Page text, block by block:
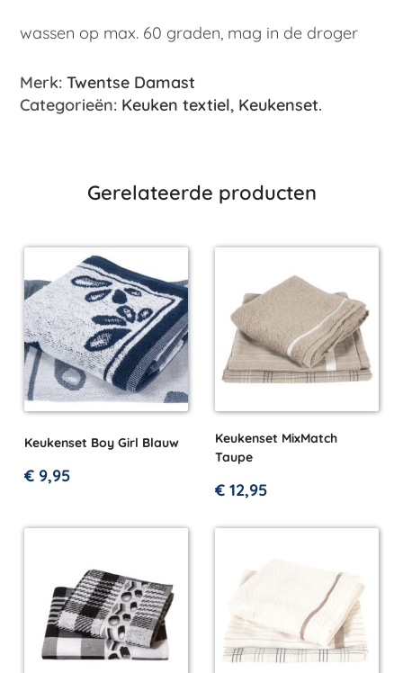
wassen op max. 60 graden, mag in de droger
Merk:Twentse Damast
Categorieën: Keuken textiel, Keukenset.
Gerelateerde producten
Keukenset Boy Girl Blauw
€ 9,95
Keukenset MixMatch
Taupe
€ 12,95